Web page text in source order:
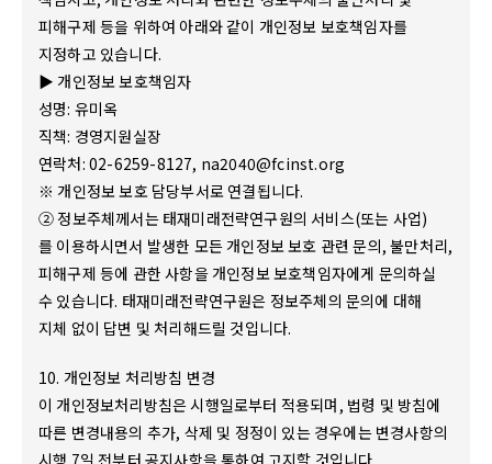
피해구제 등을 위하여 아래와 같이 개인정보 보호책임자를
지정하고 있습니다.
▶ 개인정보 보호책임자
성명: 유미옥
직책: 경영지원실장
연락처: 02-6259-8127, na2040@fcinst.org
※ 개인정보 보호 담당부서로 연결됩니다.
② 정보주체께서는 태재미래전략연구원의 서비스(또는 사업)
를 이용하시면서 발생한 모든 개인정보 보호 관련 문의, 불만처리,
피해구제 등에 관한 사항을 개인정보 보호책임자에게 문의하실
수 있습니다. 태재미래전략연구원은 정보주체의 문의에 대해
지체 없이 답변 및 처리해드릴 것입니다.
10. 개인정보 처리방침 변경
이 개인정보처리방침은 시행일로부터 적용되며, 법령 및 방침에
따른 변경내용의 추가, 삭제 및 정정이 있는 경우에는 변경사항의
시행 7일 전부터 공지사항을 통하여 고지할 것입니다.